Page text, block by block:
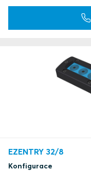
EZENTRY 32/8
Konfigurace